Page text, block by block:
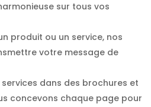
sur tous vos
produit ou un service, nos
votre message de
dans des brochures et
concevons chaque page pour